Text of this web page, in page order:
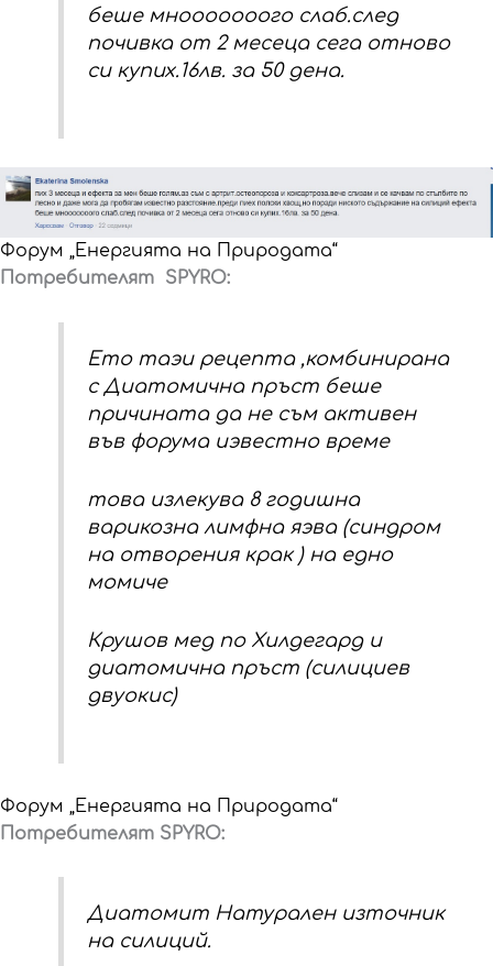
беше мнооооооого слаб.след
почивка от 2 месеца сега отново
си купих.16лв. за 50 дена.
Форум „Енергията на Природата“
Потребителят SPYRO:
Ето таэи рецепта ,комбинирана
с Диатомична пръст беше
причината да не съм активен
във форума иэвестно време
това излекува 8 годишна
варикозна лимфна яэва (синдром
на отворения крак ) на едно
момиче
Крушов мед по Хилдегард и
диатомична пръст (силициев
двуокис)
Форум „Енергията на Природата“
Потребителят SPYRO:
Диатомит Натурален източник
на силиций.